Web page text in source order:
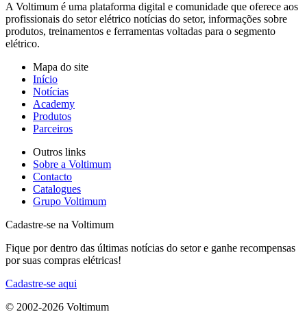
A Voltimum é uma plataforma digital e comunidade que oferece aos
profissionais do setor elétrico notícias do setor, informações sobre
produtos, treinamentos e ferramentas voltadas para o segmento
elétrico.
Mapa do site
Início
Notícias
Academy
Produtos
Parceiros
Outros links
Sobre a Voltimum
Contacto
Catalogues
Grupo Voltimum
Cadastre-se na Voltimum
Fique por dentro das últimas notícias do setor e ganhe recompensas
por suas compras elétricas!
Cadastre-se aqui
© 2002-2026 Voltimum